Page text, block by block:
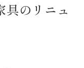
具のリニュ